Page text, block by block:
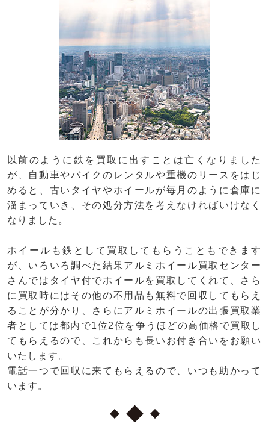
以前のように鉄を買取に出すことは亡くなりました
が、自動車やバイクのレンタルや重機のリースをはじ
めると、古いタイヤやホイールが毎月のように倉庫に
溜まっていき、その処分方法を考えなければいけなく
なりました。
ホイールも鉄として買取してもらうこともできます
が、いろいろ調べた結果アルミホイール買取センター
さんではタイヤ付でホイールを買取してくれて、さら
に買取時にはその他の不用品も無料で回収してもらえ
ることが分かり、さらにアルミホイールの出張買取業
者としては都内で1位2位を争うほどの高価格で買取し
てもらえるので、これからも長いお付き合いをお願い
いたします。
電話一つで回収に来てもらえるので、いつも助かって
います。